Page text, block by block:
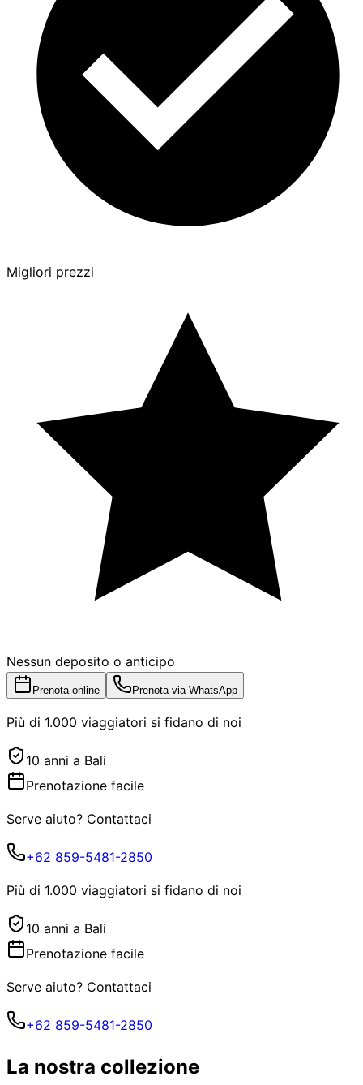
Migliori prezzi
Nessun deposito o anticipo
Prenota online Prenota via WhatsApp
Più di 1.000 viaggiatori si fidano di noi
10 anni a Bali
Prenotazione facile
Serve aiuto? Contattaci
+62 859-5481-2850
Più di 1.000 viaggiatori si fidano di noi
10 anni a Bali
Prenotazione facile
Serve aiuto? Contattaci
+62 859-5481-2850
La nostra collezione